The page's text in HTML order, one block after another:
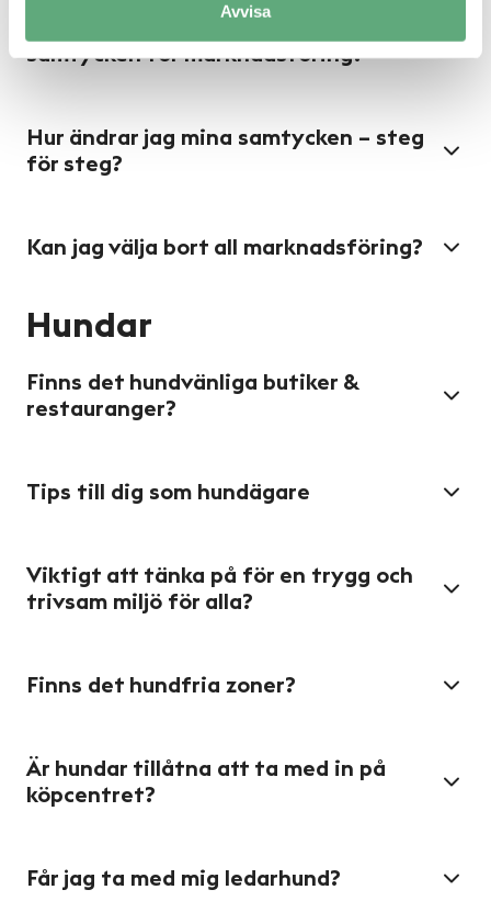
Avvisa
samtycken för marknadsföring?
Hur ändrar jag mina samtycken – steg
för steg?
Kan jag välja bort all marknadsföring?
Hundar
Finns det hundvänliga butiker &
restauranger?
Tips till dig som hundägare
Viktigt att tänka på för en trygg och
trivsam miljö för alla?
Finns det hundfria zoner?
Är hundar tillåtna att ta med in på
köpcentret?
Får jag ta med mig ledarhund?